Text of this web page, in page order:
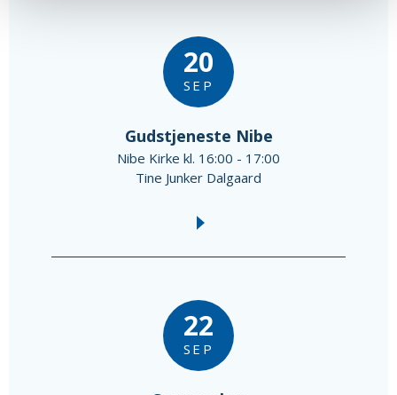
20
SEP
Gudstjeneste Nibe
Nibe Kirke kl. 16:00 - 17:00
Tine Junker Dalgaard
22
SEP